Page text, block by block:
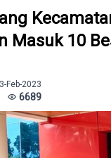
Masuk 10
Feb-2023
6689